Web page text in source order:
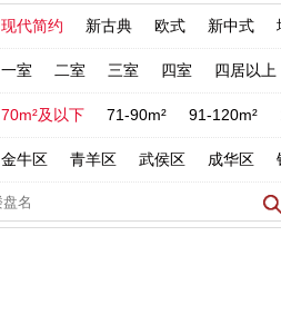
现代简约 新古典 欧式 新中式
一室 二室 三室 四室 四居以上
70m²及以下 71-90m² 91-120m²
金牛区 青羊区 武侯区 成华区